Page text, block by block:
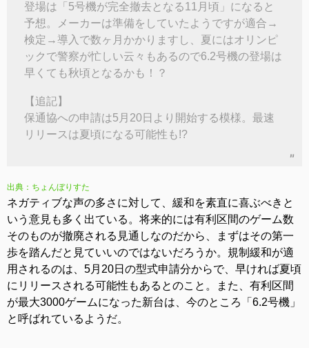
登場は「5号機が完全撤去となる11月頃」になると
予想。メーカーは準備をしていたようですが適合→
検定→導入で数ヶ月かかりますし、夏にはオリンピ
ックで警察が忙しい云々もあるので6.2号機の登場は
早くても秋頃となるかも！？
【追記】
保通協への申請は5月20日より開始する模様。最速
リリースは夏頃になる可能性も!?
出典：ちょんぼりすた
ネガティブな声の多さに対して、緩和を素直に喜ぶべきと
いう意見も多く出ている。将来的には有利区間のゲーム数
そのものが撤廃される見通しなのだから、まずはその第一
歩を踏んだと見ていいのではないだろうか。規制緩和が適
用されるのは、5月20日の型式申請分からで、早ければ夏頃
にリリースされる可能性もあるとのこと。また、有利区間
が最大3000ゲームになった新台は、今のところ「6.2号機」
と呼ばれているようだ。